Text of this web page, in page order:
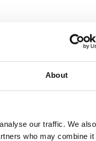
About
our traffic. We
who may combine it